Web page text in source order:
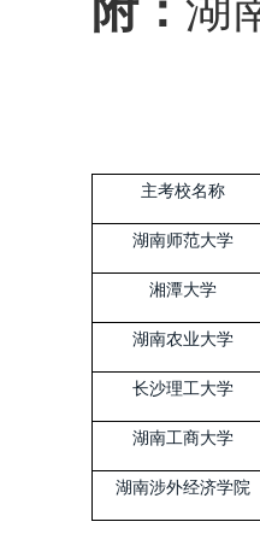
主考校名称
湖南师范大学
湘潭大学
湖南农业大学
长沙理工大学
湖南工商大学
湖南涉外经济学院